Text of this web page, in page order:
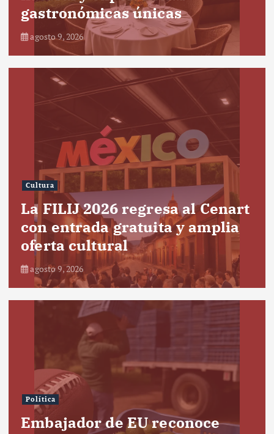
gastronómicas únicas
agosto 9, 2026
Cultura
La FILIJ 2026 regresa al Cenart
con entrada gratuita y amplia
oferta cultural
agosto 9, 2026
Política
Embajador de EU reconoce